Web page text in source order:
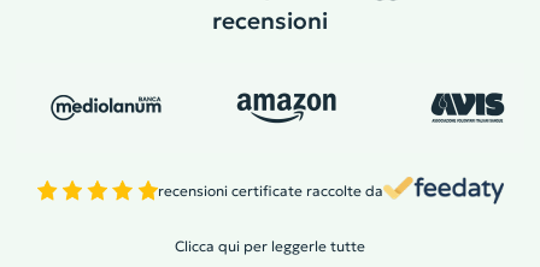
recensioni
recensioni certificate raccolte da
Clicca qui per leggerle tutte